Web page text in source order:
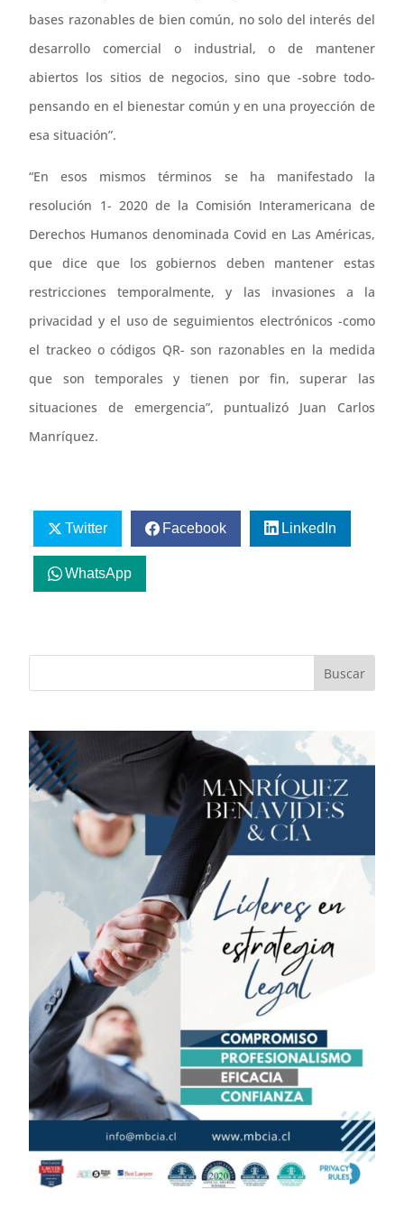
bases razonables de bien común, no solo del interés del
desarrollo comercial o industrial, o de mantener
abiertos los sitios de negocios, sino que -sobre todo-
pensando en el bienestar común y en una proyección de
esa situación”.
“En esos mismos términos se ha manifestado la
resolución 1- 2020 de la Comisión Interamericana de
Derechos Humanos denominada Covid en Las Américas,
que dice que los gobiernos deben mantener estas
restricciones temporalmente, y las invasiones a la
privacidad y el uso de seguimientos electrónicos -como
el trackeo o códigos QR- son razonables en la medida
que son temporales y tienen por fin, superar las
situaciones de emergencia”, puntualizó Juan Carlos
Manríquez.
Twitter Facebook LinkedIn
WhatsApp